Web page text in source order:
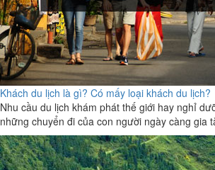
Khách du lịch là gì? Có mấy loại khách du lịch?
Nhu cầu du lịch khám phát thế giới hay nghỉ
những chuyển đi của con người ngày càng gia